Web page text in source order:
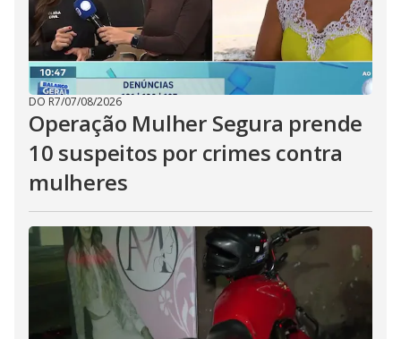
DO R7/07/08/2026
Operação Mulher Segura prende
10 suspeitos por crimes contra
mulheres